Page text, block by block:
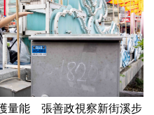
量能 張善政視察新街溪步